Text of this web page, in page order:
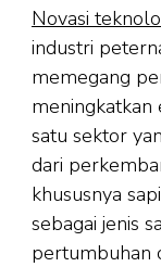
Novasi
industri
memegang
meningkatkan
satu sektor
dari
khususnya
sebagai jenis
pertumbuhan